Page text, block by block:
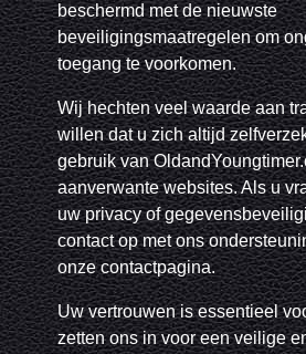
beschermd met de nieuwste
beveiligingsmaatregelen om
toegang te voorkomen.
Wij hechten veel waarde aan
willen dat u zich altijd
gebruik van
aanverwante websites. Als u
uw privacy of
contact op met ons
onze contactpagina.
Uw vertrouwen is essentieel
zetten ons in voor een veilige